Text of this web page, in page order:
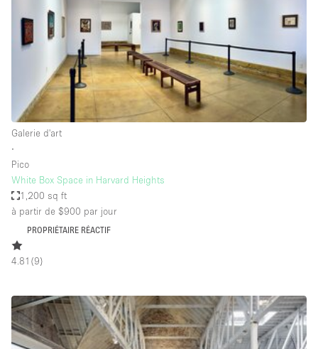
Camion / Fourgon
Commerce
Container
Entrepôt / Espace Stockage / Box
Espace Atypique / Unique
Espace Événementiel
Galerie d'art
Restaurant / Bar / Café
Rooftop
Galerie d'art
∙
Pico
White Box Space in Harvard Heights
1,200 sq ft
à partir de $900 par jour
PROPRIÉTAIRE RÉACTIF
4.81 (9)